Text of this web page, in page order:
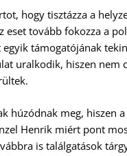
hogy tisztázza a
eset tovább fokozza a
támogatójának
uralkodik, hiszen
húzódnak meg, hiszen
Henrik miért pont
is találgatások